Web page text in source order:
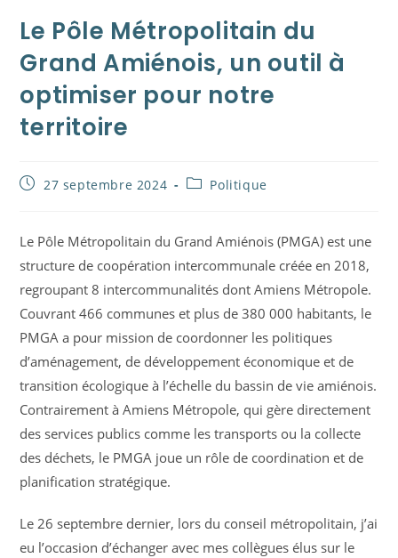
Le Pôle Métropolitain du
Grand Amiénois, un outil à
optimiser pour notre
territoire
Publication
27 septembre 2024
PostPolitique
Le Pôle Métropolitain du Grand Amiénois (PMGA) est une
structure de coopération intercommunale créée en 2018,
regroupant 8 intercommunalités dont Amiens Métropole.
Couvrant 466 communes et plus de 380 000 habitants, le
PMGA a pour mission de coordonner les politiques
d’aménagement, de développement économique et de
transition écologique à l’échelle du bassin de vie amiénois.
Contrairement à Amiens Métropole, qui gère directement
des services publics comme les transports ou la collecte
des déchets, le PMGA joue un rôle de coordination et de
planification stratégique.
Le 26 septembre dernier, lors du conseil métropolitain, j’ai
eu l’occasion d’échanger avec mes collègues élus sur le